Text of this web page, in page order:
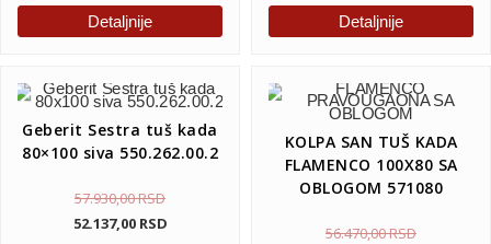
Detaljnije Detaljnije
Geberit Sestra tuš kada
80×100 siva 550.262.00.2
57.930,00RSD
52.137,00 RSD
KOLPA SAN TUŠ KADA
FLAMENCO 100X80 SA
OBLOGOM 571080
56.470,00RSD